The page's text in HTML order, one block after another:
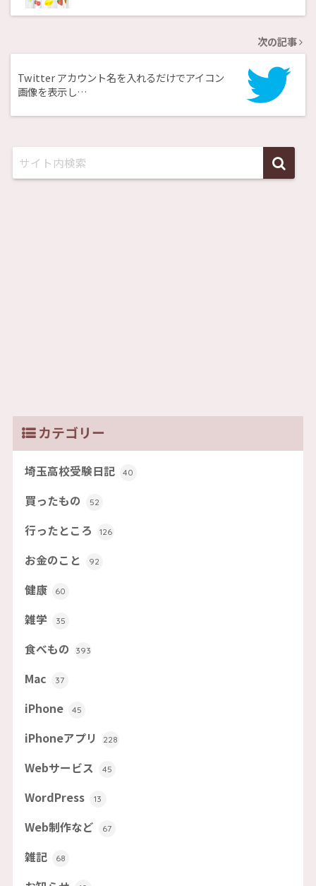
次の記事
Twitter アカウント名を入れるだけでアイコン
画像を表示し…
カテゴリー
埼玉高校受験日記 40
買ったもの 52
行ったところ 126
お金のこと 92
健康 60
雑学 35
食べもの 393
Mac 37
iPhone 45
iPhoneアプリ 228
Webサービス 45
WordPress 13
Web制作など 67
雑記 68